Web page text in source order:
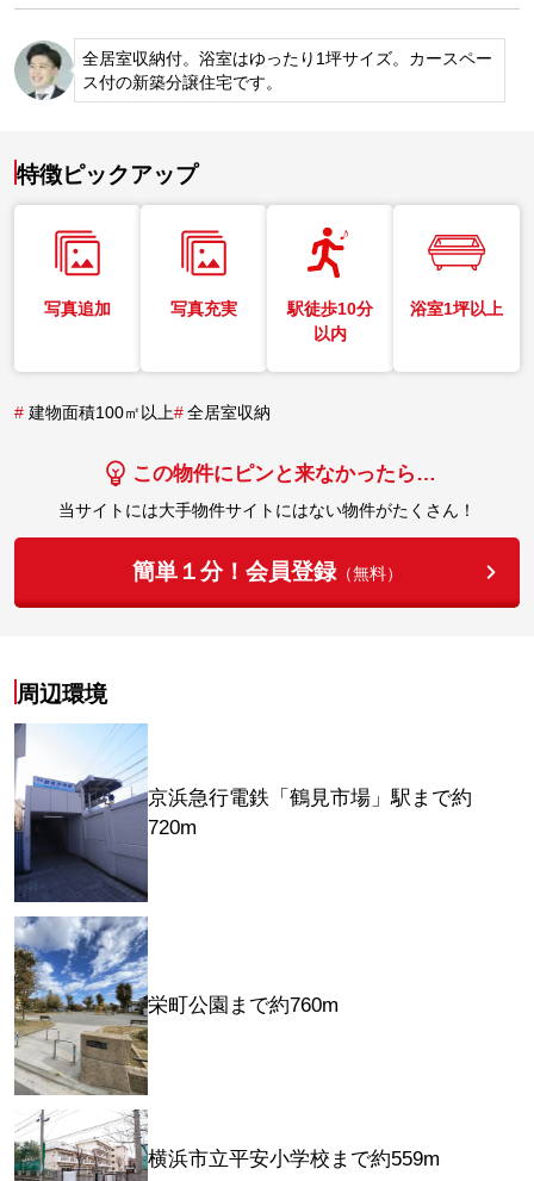
全居室収納付。浴室はゆったり1坪サイズ。カースペー
ス付の新築分譲住宅です。
特徴ピックアップ
写真追加 写真充実
駅徒歩10分
以内
浴室1坪以上
# 建物面積100㎡以上# 全居室収納
この物件にピンと来なかったら…
当サイトには大手物件サイトにはない物件がたくさん！
簡単１分！会員登録（無料）
周辺環境
京浜急行電鉄「鶴見市場」駅まで約
720m
栄町公園まで約760m
横浜市立平安小学校まで約559m